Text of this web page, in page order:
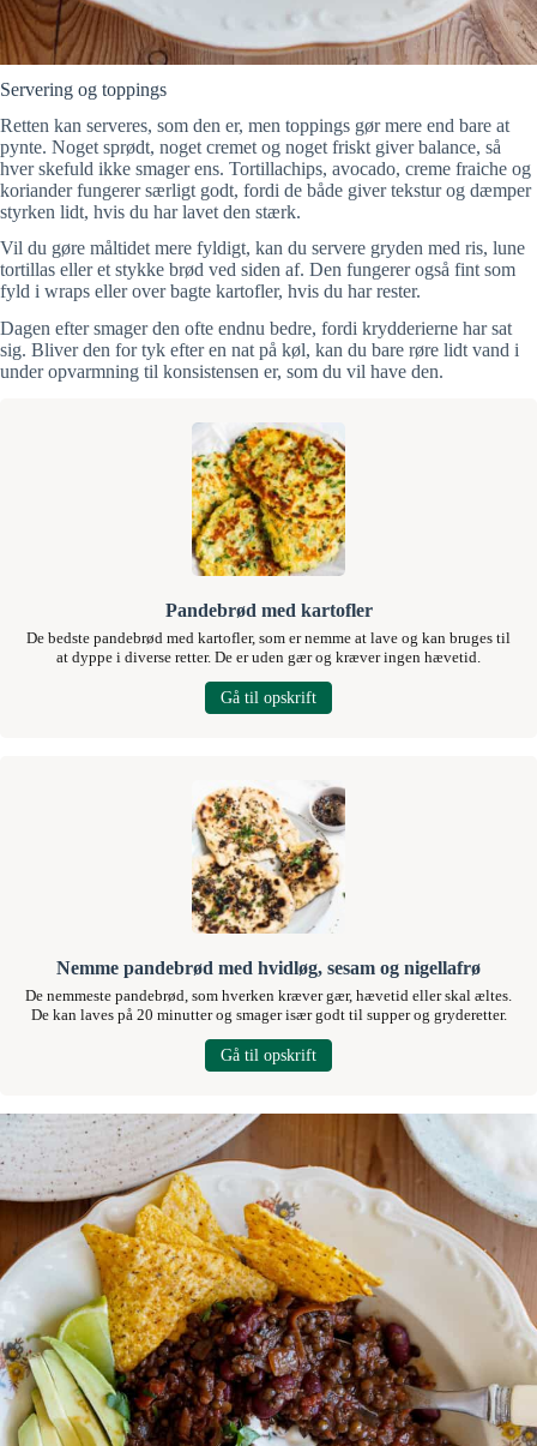
Servering og toppings
Retten kan serveres, som den er, men toppings gør mere end bare at
pynte. Noget sprødt, noget cremet og noget friskt giver balance, så
hver skefuld ikke smager ens. Tortillachips, avocado, creme fraiche og
koriander fungerer særligt godt, fordi de både giver tekstur og dæmper
styrken lidt, hvis du har lavet den stærk.
Vil du gøre måltidet mere fyldigt, kan du servere gryden med ris, lune
tortillas eller et stykke brød ved siden af. Den fungerer også fint som
fyld i wraps eller over bagte kartofler, hvis du har rester.
Dagen efter smager den ofte endnu bedre, fordi krydderierne har sat
sig. Bliver den for tyk efter en nat på køl, kan du bare røre lidt vand i
under opvarmning til konsistensen er, som du vil have den.
Pandebrød med kartofler
De bedste pandebrød med kartofler, som er nemme at lave og kan bruges til
at dyppe i diverse retter. De er uden gær og kræver ingen hævetid.
Gå til opskrift
Nemme pandebrød med hvidløg, sesam og nigellafrø
De nemmeste pandebrød, som hverken kræver gær, hævetid eller skal æltes.
De kan laves på 20 minutter og smager især godt til supper og gryderetter.
Gå til opskrift